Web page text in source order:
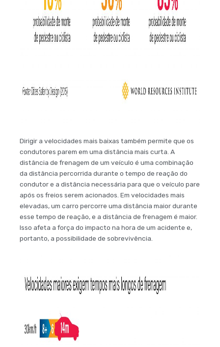
Dirigir a velocidades mais baixas também permite que os
condutores parem em uma distância mais curta. A
distância de frenagem de um veículo é uma combinação
da distância percorrida durante o tempo de reação do
condutor e a distância necessária para que o veículo pare
após os freios serem acionados. Em velocidades mais
elevadas, um carro percorre uma distância maior durante
esse tempo de reação, e a distância de frenagem é maior.
Isso afeta a força do impacto na hora de um acidente e,
portanto, a possibilidade de sobrevivência.